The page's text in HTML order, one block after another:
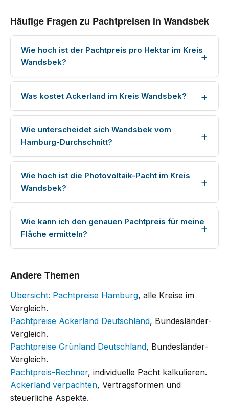
Häufige Fragen zu Pachtpreisen in Wandsbek
Wie hoch ist der Pachtpreis pro Hektar im Kreis
Wandsbek?
Was kostet Ackerland im Kreis Wandsbek?
Wie unterscheidet sich Wandsbek vom
Hamburg-Durchschnitt?
Wie hoch ist die Photovoltaik-Pacht im Kreis
Wandsbek?
Wie kann ich den genauen Pachtpreis für meine
Fläche ermitteln?
Andere Themen
Übersicht: Pachtpreise Hamburg, alle Kreise im
Vergleich.
Pachtpreise Ackerland Deutschland, Bundesländer-
Vergleich.
Pachtpreise Grünland Deutschland, Bundesländer-
Vergleich.
Pachtpreis-Rechner, individuelle Pacht kalkulieren.
Ackerland verpachten, Vertragsformen und
steuerliche Aspekte.